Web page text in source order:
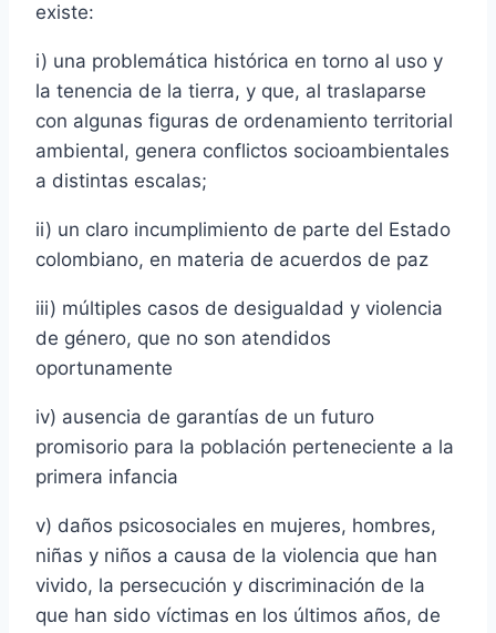
existe:
i) una problemática histórica en torno al uso y
la tenencia de la tierra, y que, al traslaparse
con algunas figuras de ordenamiento territorial
ambiental, genera conflictos socioambientales
a distintas escalas;
ii) un claro incumplimiento de parte del Estado
colombiano, en materia de acuerdos de paz
iii) múltiples casos de desigualdad y violencia
de género, que no son atendidos
oportunamente
iv) ausencia de garantías de un futuro
promisorio para la población perteneciente a la
primera infancia
v) daños psicosociales en mujeres, hombres,
niñas y niños a causa de la violencia que han
vivido, la persecución y discriminación de la
que han sido víctimas en los últimos años, de